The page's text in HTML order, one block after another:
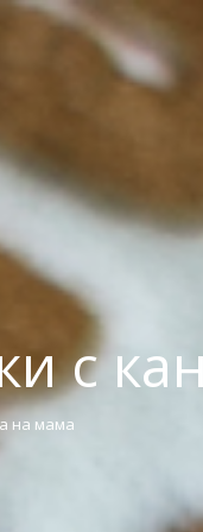
с
на мама